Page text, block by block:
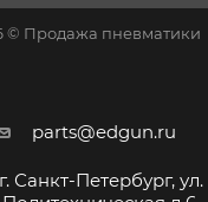
© Продажа пневматики
parts@edgun.ru
г. Санкт-Петербург, ул.